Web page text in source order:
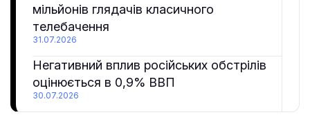
мільйонів глядачів класичного
телебачення
31.07.2026
Негативний вплив російських обстрілів
оцінюється в 0,9% ВВП
30.07.2026